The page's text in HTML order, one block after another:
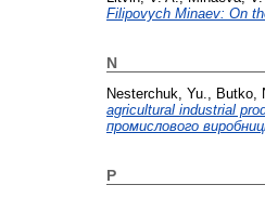
Filipovych Minaev: On
N
Nesterchuk, Yu., Butko,
agricultural industrial
промислового
P